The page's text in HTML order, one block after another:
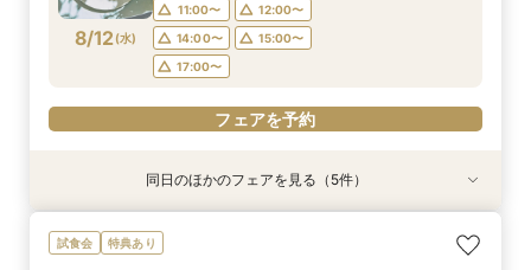
フェアを予約
フェアを予約
フェアを予約
フェアを予約
8/12(水)
11:00〜
12:00〜
14:00〜
15:00〜
17:00〜
フェアを予約
特典あり
【大人10名～貸切W】少人数向けフェア♪豪華試
食＆見積もり相談
特典あり
《徹底比較*2件目以降の方へ》見積り相談×試食
付*貸切邸宅体験
【オンライン開催】遠方在住でも安心◆バーチャ
ル見学＆相談会
特典あり
【無料試食付き】お気軽マタニティ＆パパママ
キッズ婚相談会
特典あり
【TRUNKで挙げるなら1件目がお得】無料試食×
お気軽相談会
同日のほかのフェアを見る（5件）
試食会 特典あり